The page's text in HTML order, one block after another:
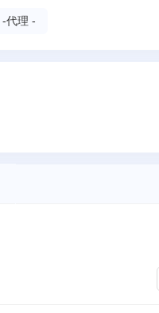
-代理 -